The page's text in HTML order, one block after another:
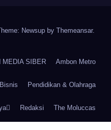
Newsup by Themeansar.
MEDIA SIBER Ambon Metro
Pendidikan & Olahraga
Redaksi The Moluccas